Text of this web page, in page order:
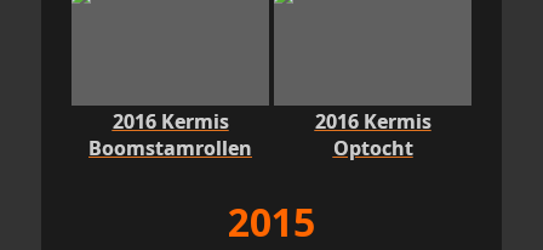
2016 Kermis
Boomstamrollen
2016 Kermis
Optocht
2015